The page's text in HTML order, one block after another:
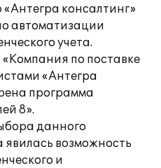
консалтинг»
автоматизации
учета.
по поставке
«Антегра
программа
8».
данного
возможность
и